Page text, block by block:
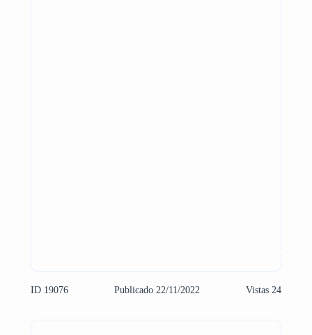
ID 19076 Publicado 22/11/2022 Vistas 24